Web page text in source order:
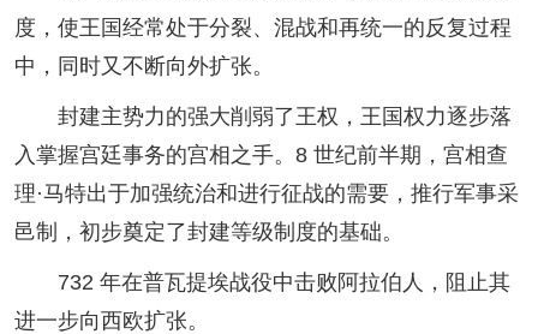
度，使王国经常处于分裂、混战和再统一的反复过程
中，同时又不断向外扩张。
封建主势力的强大削弱了王权，王国权力逐步落
入掌握宫廷事务的宫相之手。8 世纪前半期，宫相查
理·马特出于加强统治和进行征战的需要，推行军事采
邑制，初步奠定了封建等级制度的基础。
732 年在普瓦提埃战役中击败阿拉伯人，阻止其
进一步向西欧扩张。